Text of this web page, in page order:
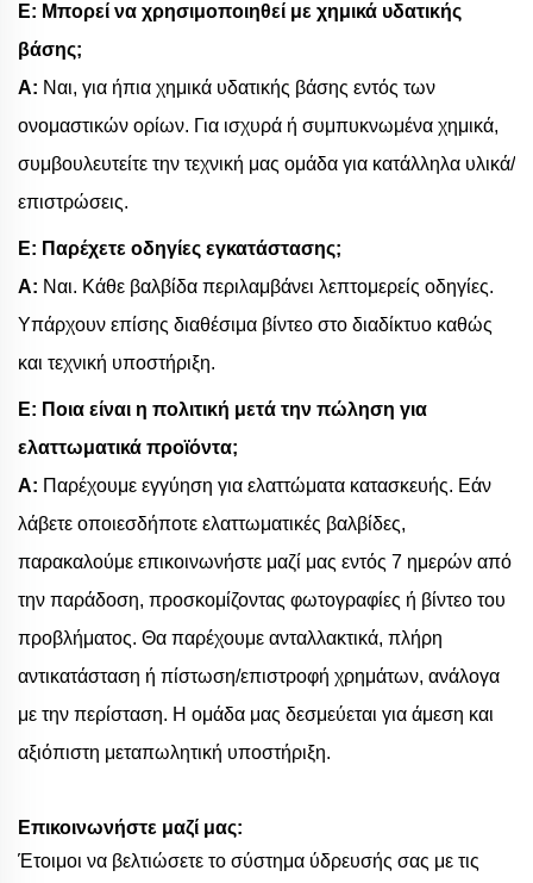
Ε: Μπορεί να χρησιμοποιηθεί με χημικά υδατικής
βάσης;
Α: Ναι, για ήπια χημικά υδατικής βάσης εντός των
ονομαστικών ορίων. Για ισχυρά ή συμπυκνωμένα χημικά,
συμβουλευτείτε την τεχνική μας ομάδα για κατάλληλα υλικά/
επιστρώσεις.
Ε: Παρέχετε οδηγίες εγκατάστασης;
Α: Ναι. Κάθε βαλβίδα περιλαμβάνει λεπτομερείς οδηγίες.
Υπάρχουν επίσης διαθέσιμα βίντεο στο διαδίκτυο καθώς
και τεχνική υποστήριξη.
Ε: Ποια είναι η πολιτική μετά την πώληση για
ελαττωματικά προϊόντα;
Α: Παρέχουμε εγγύηση για ελαττώματα κατασκευής. Εάν
λάβετε οποιεσδήποτε ελαττωματικές βαλβίδες,
παρακαλούμε επικοινωνήστε μαζί μας εντός 7 ημερών από
την παράδοση, προσκομίζοντας φωτογραφίες ή βίντεο του
προβλήματος. Θα παρέχουμε ανταλλακτικά, πλήρη
αντικατάσταση ή πίστωση/επιστροφή χρημάτων, ανάλογα
με την περίσταση. Η ομάδα μας δεσμεύεται για άμεση και
αξιόπιστη μεταπωλητική υποστήριξη.
Επικοινωνήστε μαζί μας:
Έτοιμοι να βελτιώσετε το σύστημα ύδρευσής σας με τις